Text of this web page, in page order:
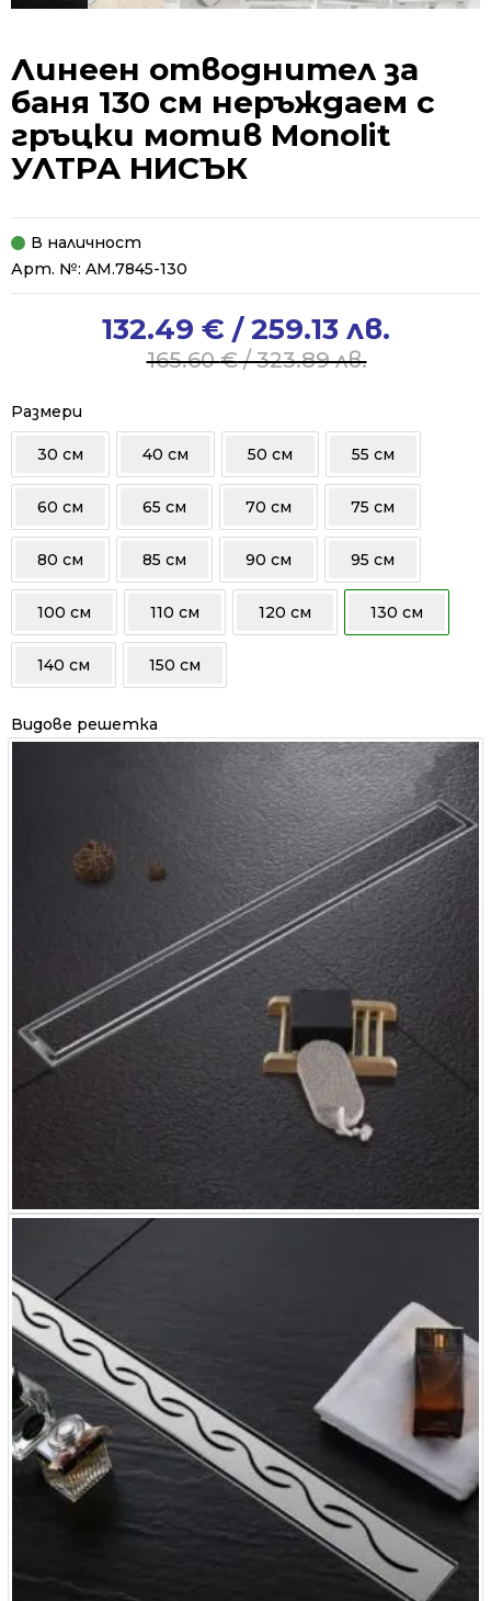
Линеен отводнител за
баня 130 см неръждаем с
гръцки мотив Monolit
УЛТРА НИСЪК
В наличност
Арт. №: AM.7845-130
165.60€/ 323.89 лв.
165.60 €
/
323.89 лв..
132.49 € / 259.13 лв.
132.49 €
/
259.13 лв..
Размери
30 см 40 см 50 см 55 см
60 см 65 см 70 см 75 см
80 см 85 см 90 см 95 см
100 см 110 см 120 см 130 см
140 см 150 см
Видове решетка